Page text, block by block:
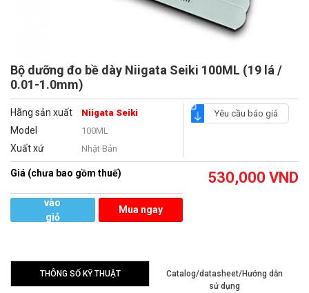
Bộ dưỡng đo bề dày Niigata Seiki 100ML (19 lá /
0.01-1.0mm)
Hãng sản xuất Niigata Seiki
Model 100ML
Xuất xứ Nhật Bản
Yêu cầu báo giá
Giá (chưa bao gồm thuế) 530,000 VND
vào
giỏ
Mua ngay
THÔNG SỐ KỸ THUẬT
Catalog/datasheet/Hướng dẫn
sử dụng